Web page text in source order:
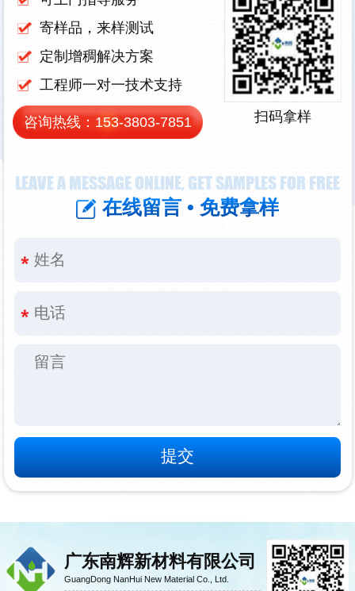
LEAVE A MESSAGE ONLINE, GET SAMPLES FOR FREE
在线留言 • 免费拿样
寄样品，来样测试
定制增稠解决方案
工程师一对一技术支持
咨询热线： 153-3803-7851 扫码拿样
广东南辉新材料有限公司
GuangDong NanHui New Material Co., Ltd.